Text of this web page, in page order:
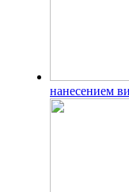
нанесением